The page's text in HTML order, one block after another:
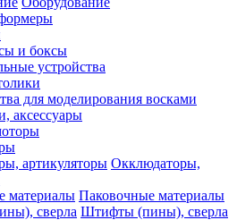
и боксы
устройства
для моделирования восками
аксессуары
Окклюдаторы,
Паковочные материалы
Штифты (пины), сверла